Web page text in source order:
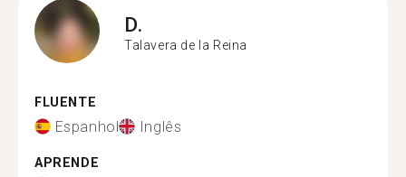
D.
Talavera de la Reina
FLUENTE
Espanhol Inglês
APRENDE